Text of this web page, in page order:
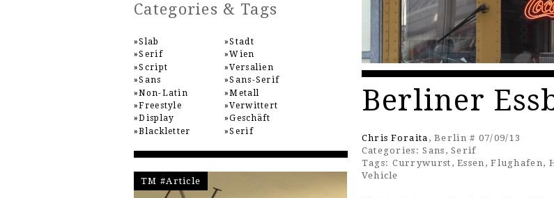
Berliner
Chris Foraita , Berlin # 07/09/13
Categories: Sans ,Serif
Tags: Currywurst ,Essen ,Flughafen,
Vehicle
Categories & Tags
Slab
Serif
Script
Sans
Non-Latin
Freestyle
Display
Blackletter
Stadt
Wien
Versalien
Sans-Serif
Metall
Verwittert
Geschäft
Serif
TM #Article